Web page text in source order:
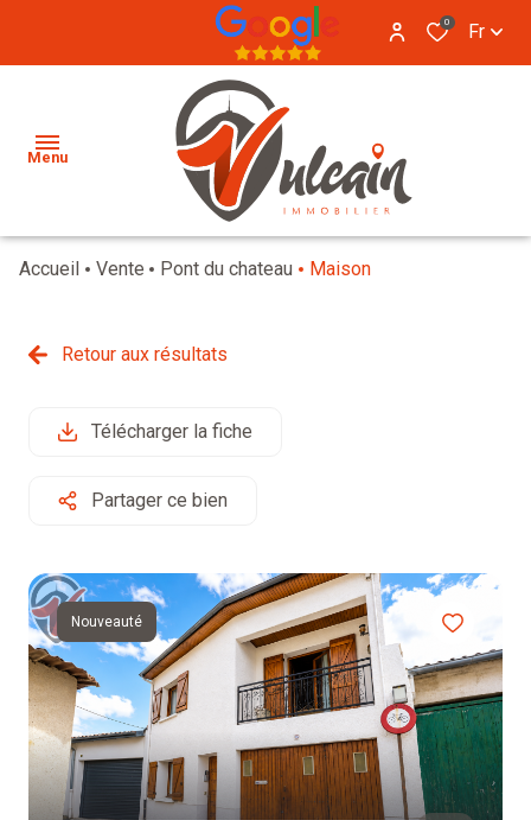
0 Fr
Menu
LOCATION
LOCATION
PRO
ALERTE
E-MAIL
RECRUTEMENT
Accueil Vente Pont du chateau Maison
Retour aux résultats
Télécharger la fiche
Partager ce bien
Nouveauté